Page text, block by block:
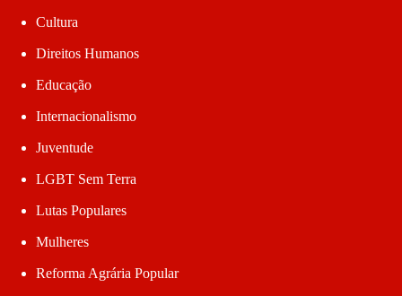
Cultura
Direitos Humanos
Educação
Internacionalismo
Juventude
LGBT Sem Terra
Lutas Populares
Mulheres
Reforma Agrária Popular